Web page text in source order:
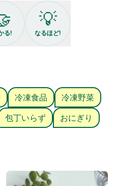
♪
いので、
すめです💦
3個分)
る!
💡
なるほど!
冷凍食品
冷凍野菜
包丁いらず
おにぎり